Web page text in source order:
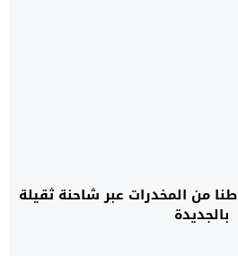
إحباط عملية تهريب 17 طنا من المخدرات عبر شاحنة ثقيلة
بالجديدة